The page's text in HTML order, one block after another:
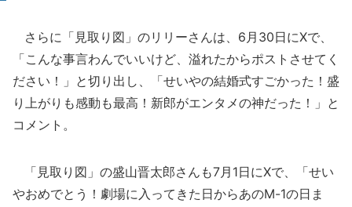
さらに「見取り図」のリリーさんは、6月30日にXで、
「こんな事言わんでいいけど、溢れたからポストさせてく
ださい！」と切り出し、「せいやの結婚式すごかった！盛
り上がりも感動も最高！新郎がエンタメの神だった！」と
コメント。
「見取り図」の盛山晋太郎さんも7月1日にXで、「せい
やおめでとう！劇場に入ってきた日からあのM-1の日ま